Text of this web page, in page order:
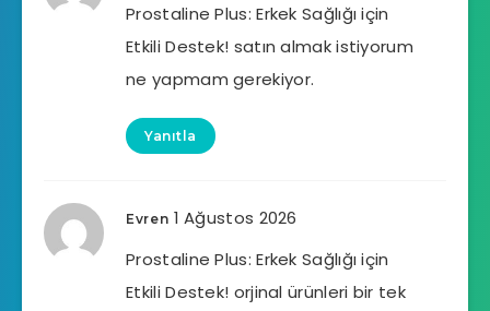
Prostaline Plus: Erkek Sağlığı için
Etkili Destek! satın almak istiyorum
ne yapmam gerekiyor.
Yanıtla
Evren 1 Ağustos 2026
Prostaline Plus: Erkek Sağlığı için
Etkili Destek! orjinal ürünleri bir tek